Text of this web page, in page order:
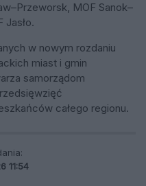
MOF Sanok–
Jasło.
w nowym rozdaniu
miast i gmin
samorządom
całego regionu.
11:54